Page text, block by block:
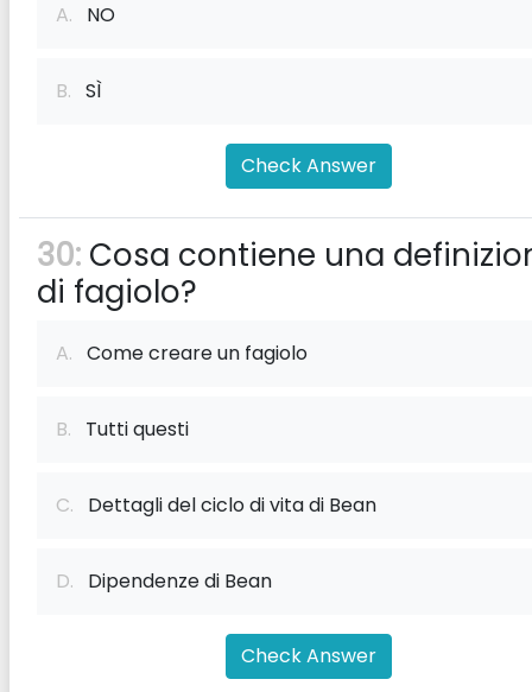
A. NO
B. SÌ
Check Answer
30: Cosa contiene una
di fagiolo?
A. Come creare un fagiolo
B. Tutti questi
C. Dettagli del ciclo di vita di Bean
D. Dipendenze di Bean
Check Answer